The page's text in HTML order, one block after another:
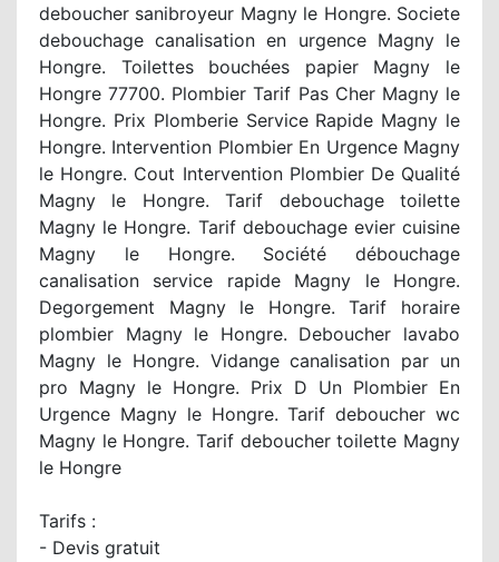
deboucher sanibroyeur Magny le Hongre. Societe
debouchage canalisation en urgence Magny le
Hongre. Toilettes bouchées papier Magny le
Hongre 77700. Plombier Tarif Pas Cher Magny le
Hongre. Prix Plomberie Service Rapide Magny le
Hongre. Intervention Plombier En Urgence Magny
le Hongre. Cout Intervention Plombier De Qualité
Magny le Hongre. Tarif debouchage toilette
Magny le Hongre. Tarif debouchage evier cuisine
Magny le Hongre. Société débouchage
canalisation service rapide Magny le Hongre.
Degorgement Magny le Hongre. Tarif horaire
plombier Magny le Hongre. Deboucher lavabo
Magny le Hongre. Vidange canalisation par un
pro Magny le Hongre. Prix D Un Plombier En
Urgence Magny le Hongre. Tarif deboucher wc
Magny le Hongre. Tarif deboucher toilette Magny
le Hongre
Tarifs :
- Devis gratuit